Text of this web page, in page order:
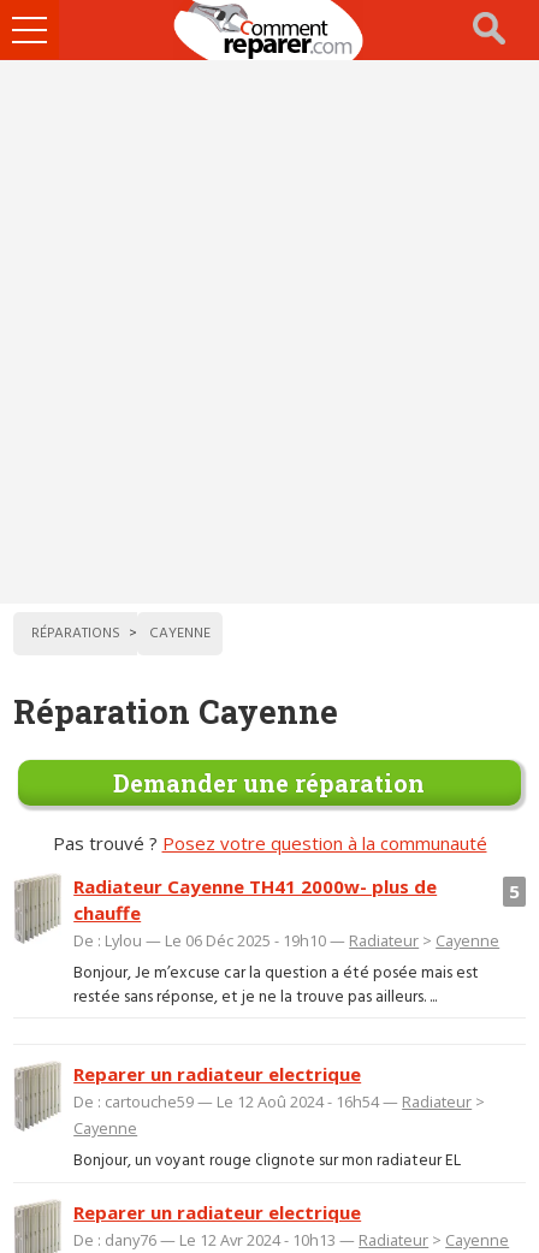
Ouvrir
le
RÉPARATIONS CAYENNE
Réparation Cayenne
Demander une réparation
Pas trouvé ? Posez votre question à la communauté
5
Radiateur Cayenne TH41 2000w- plus de
chauffe
De : Lylou — Le 06 Déc 2025 - 19h10 — Radiateur > Cayenne
Bonjour, Je m’excuse car la question a été posée mais est
restée sans réponse, et je ne la trouve pas ailleurs. ...
Reparer un radiateur electrique
De : cartouche59 — Le 12 Aoû 2024 - 16h54 — Radiateur >
Cayenne
Bonjour, un voyant rouge clignote sur mon radiateur EL
Reparer un radiateur electrique
De : dany76 — Le 12 Avr 2024 - 10h13 — Radiateur > Cayenne